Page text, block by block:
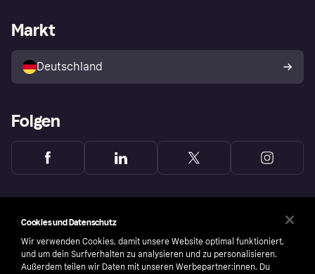
Klarna App
Shops entdecken
Käuferschutzrichtlinie
Dein Widerrufsrecht
Händlerportal
Markt
Deutschland
Folgen
Cookies und Datenschutz
Wir verwenden Cookies, damit unsere Website optimal funktioniert,
und um dein Surfverhalten zu analysieren und zu personalisieren.
Außerdem teilen wir Daten mit unseren Werbepartner:innen. Du